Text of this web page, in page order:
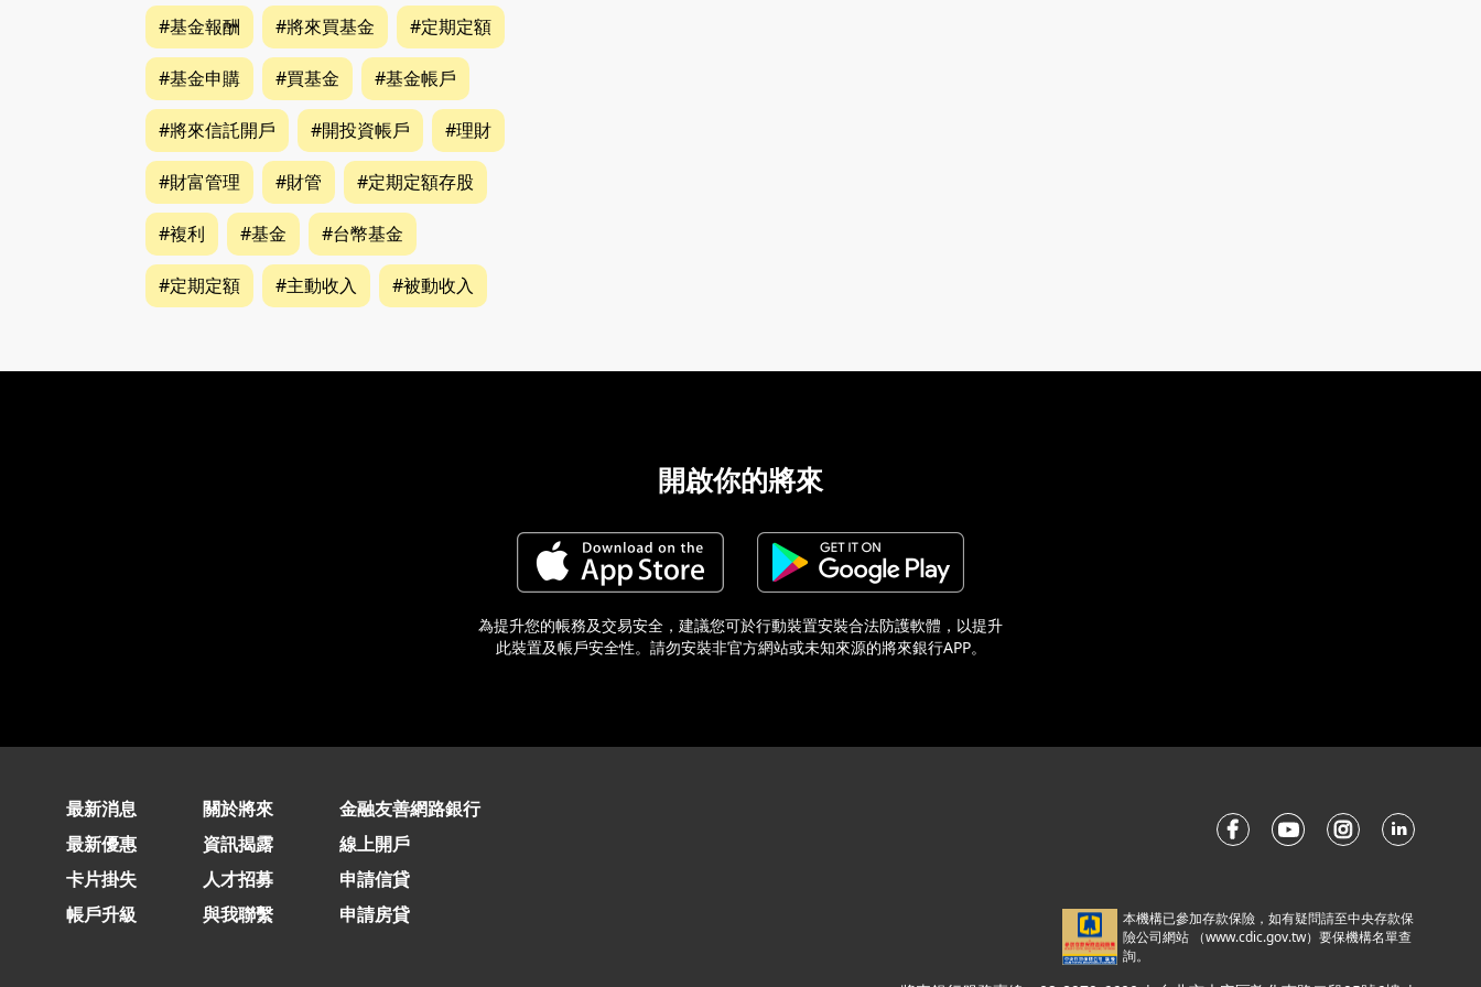
#基金報酬 #將來買基金 #定期定額
#基金申購 #買基金 #基金帳戶
#將來信託開戶 #開投資帳戶 #理財
#財富管理 #財管 #定期定額存股
#複利 #基金 #台幣基金
#定期定額 #主動收入 #被動收入
開啟你的將來
為提升您的帳務及交易安全，建議您可於行動裝置安裝合法防護軟體，以提升
此裝置及帳戶安全性。請勿安裝非官方網站或未知來源的將來銀行APP。
最新消息
最新優惠
卡片掛失
帳戶升級
關於將來
資訊揭露
人才招募
與我聯繫
金融友善網路銀行
線上開戶
申請信貸
申請房貸
本機構已參加存款保險，如有疑問請至中央存款保
險公司網站 （www.cdic.gov.tw）要保機構名單查
詢。